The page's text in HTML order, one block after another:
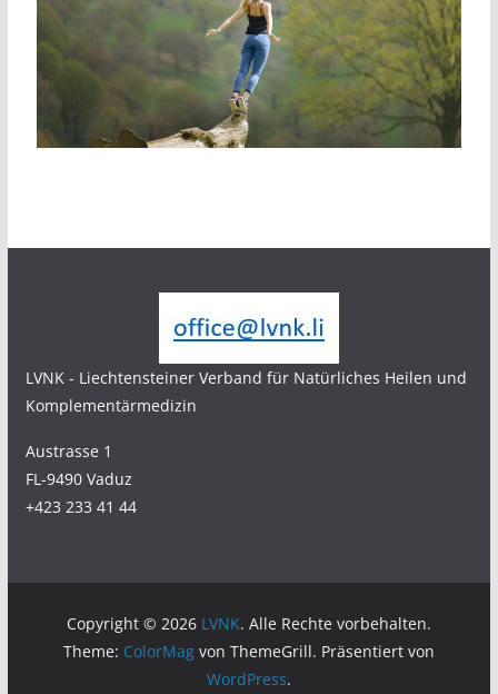
LVNK - Liechtensteiner Verband für Natürliches Heilen und
Komplementärmedizin
Austrasse 1
FL-9490 Vaduz
+423 233 41 44
Copyright © 2026 LVNK. Alle Rechte vorbehalten.
Theme: ColorMagvon ThemeGrill. Präsentiert von
WordPress.